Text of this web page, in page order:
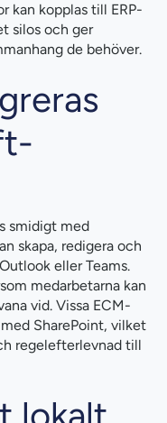
kan kopplas till ERP-
silos och ger
de behöver.
smidigt med
skapa, redigera och
eller Teams.
medarbetarna kan
vid. Vissa ECM-
SharePoint, vilket
regelefterlevnad till